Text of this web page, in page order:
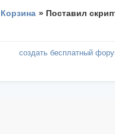
Корзина » Поставил
создать бесплатный